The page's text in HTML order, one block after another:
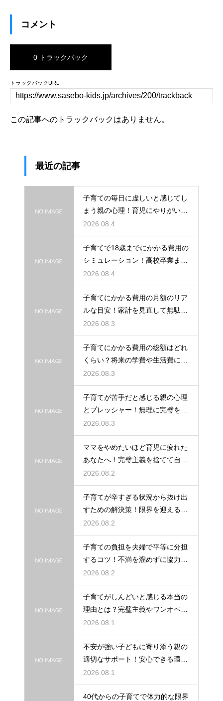
コメント
0 トラックバック
トラックバックURL
この記事へのトラックバックはありません。
最近の記事
子育ての毎日に虚しいと感じてし
まう親の心理！育児にやりがいを
見出して自分自身の人生も豊かに
生きるための考え方
2026.08.4
子育てで18歳までにかかる費用の
シミュレーション！高校卒業まで
の教育資金を賢く準備して経済的
な不安を解消する
2026.08.4
子育てにかかる費用の月額のリア
ルな目安！家計を見直して無駄な
出費を抑えながら無理なく育児を
するための計画術
2026.08.3
子育てにかかる費用の総額はどれ
くらい？将来の学費や生活費に備
えて今から計画的に貯金をして教
育資金を準備する術
2026.08.3
子育てが苦手だと感じる親の心理
とプレッシャー！無理に完璧を目
指さずに自分らしいペースで育児
をするためのヒント
2026.08.3
ママをやめたいほど育児に疲れた
あなたへ！完璧主義を捨てて自分
自身を大切にしながら心に余裕を
取り戻すための方法
2026.08.2
子育てが辛すぎる状況から抜け出
すための解決策！限界を迎える前
に試してほしいストレス解消法と
頼れるサポート
2026.08.2
子育ての負担を夫婦で平等に分担
するコツ！不満を溜めずに協力し
て育児を乗り切るための上手なコ
ミュニケーション
2026.08.2
子育てがしんどいと感じる本当の
理由とは？完璧主義やワンオペの
負担を手放して自分らしく育児を
楽しむためのヒント
2026.08.1
不安が強い子どもに寄り添う親の
適切なサポート！安心できる環境
を作って自己肯定感を高め自立心
を育むための接し方
2026.08.1
40代からの子育てで体力的な限界